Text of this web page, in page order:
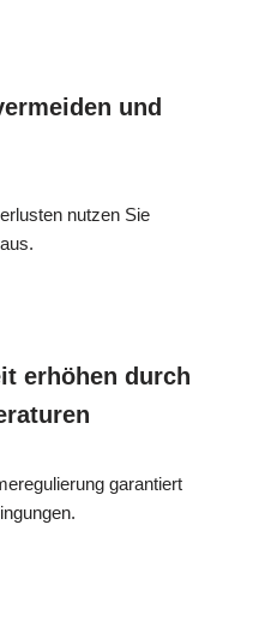
und
nutzen Sie
erhöhen durch
garantiert